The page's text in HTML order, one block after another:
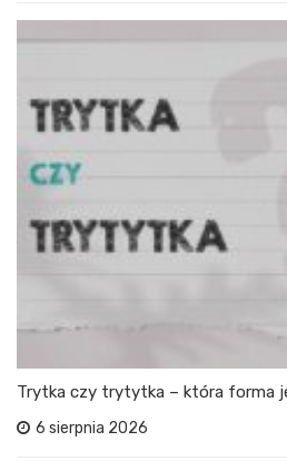
Trytka czy trytytka – która forma
6 sierpnia 2026